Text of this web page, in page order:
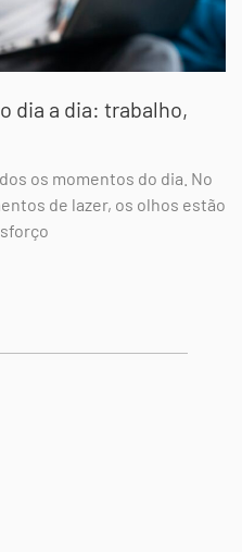
dia a dia: trabalho,
os momentos do dia. No
de lazer, os olhos estão